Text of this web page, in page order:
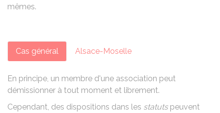
mêmes.
Cas général Alsace-Moselle
En principe, un membre d'une association peut
démissionner à tout moment et librement.
Cependant, des dispositions dans les statutspeuvent